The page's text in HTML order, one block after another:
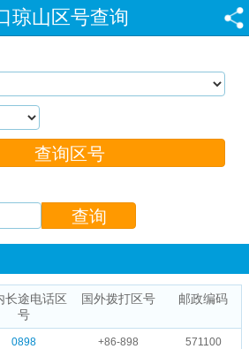
琼山区号查询
长途电话区
号
国外拨打区号 邮政编码
0898 +86-898 571100